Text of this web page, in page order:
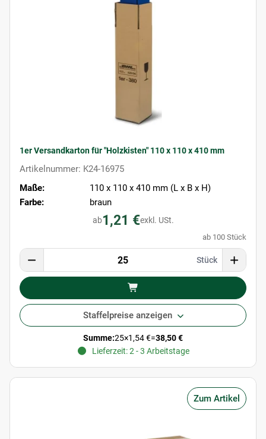
1er Versandkarton für "Holzkisten" 110 x 110 x 410 mm
Artikelnummer: K24-16975
Maße:
110 x 110 x 410 mm (L x B x H)
Farbe:
braun
ab1,21 €exkl. USt.
ab 100 Stück
Stück
Staffelpreise anzeigen
Summe:25×1,54 €=38,50 €
Lieferzeit: 2 - 3 Arbeitstage
Zum Artikel